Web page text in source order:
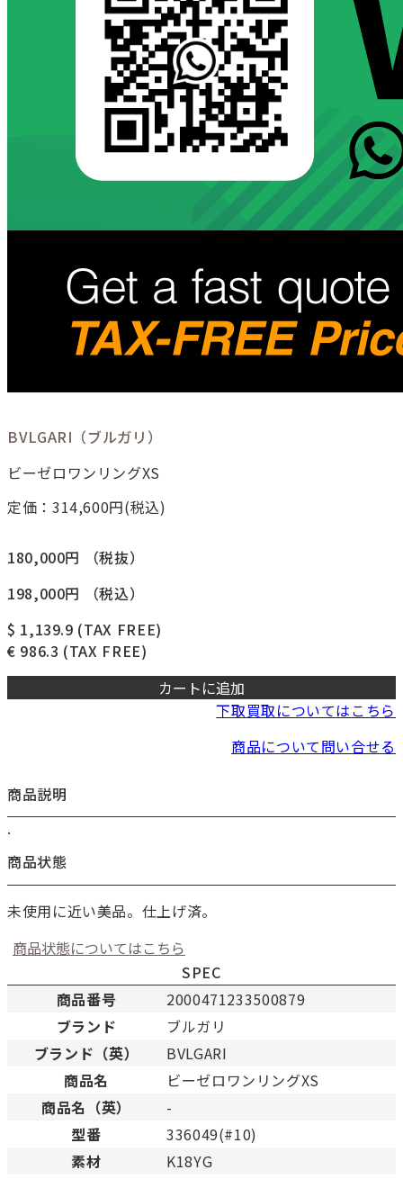
BVLGARI（ブルガリ）
ビーゼロワンリングXS
定価：314,600円(税込)
180,000円
（税抜）
198,000円
（税込）
$ 1,139.9 (TAX FREE)
€ 986.3 (TAX FREE)
カートに追加
下取買取についてはこちら
商品について問い合せる
商品説明
.
商品状態
未使用に近い美品。仕上げ済。
商品状態についてはこちら
未使用 展示品などの未使用品。
SAランク 未使用同様品。数回使用し
Aランク
ABランク少々使用感はありますが、
Bランク
SPEC
商品番号
2000471233500879
ブランド
ブルガリ
ブランド（英）
BVLGARI
商品名
ビーゼロワンリングXS
商品名（英）
-
型番
336049(#10)
素材
K18YG